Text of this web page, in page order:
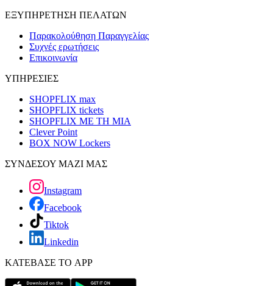
ΕΞΥΠΗΡΕΤΗΣΗ ΠΕΛΑΤΩΝ
Παρακολούθηση Παραγγελίας
Συχνές ερωτήσεις
Επικοινωνία
ΥΠΗΡΕΣΙΕΣ
SHOPFLIX max
SHOPFLIX tickets
SHOPFLIX ΜΕ ΤΗ ΜΙΑ
Clever Point
BOX NOW Lockers
ΣΥΝΔΕΣΟΥ ΜΑΖΙ ΜΑΣ
Instagram
Facebook
Tiktok
Linkedin
ΚΑΤΕΒΑΣΕ ΤΟ APP